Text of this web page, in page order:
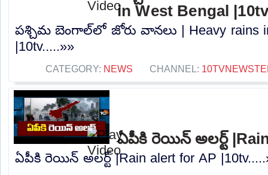
in West Bengal
పశ్చిమ బెంగాల్‌లో జోరు వానలు | Heavy rains
|10tv.....»»
CATEGORY: NEWS CHANNEL:
ఏపీకి రెయిన్ అలర్ట్
ఏపీకి రెయిన్ అలర్ట్ |Rain alert for AP